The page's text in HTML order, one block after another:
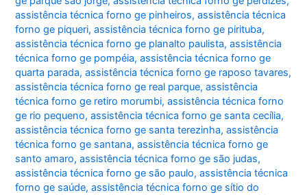
assistência técnica forno ge pinheiros,assistência técnica
forno ge piqueri,assistência técnica forno ge pirituba,
assistência técnica forno ge planalto paulista,assistência
técnica forno ge pompéia,assistência técnica forno ge
quarta parada,assistência técnica forno ge raposo tavares,
assistência técnica forno ge real parque,assistência
técnica forno ge retiro morumbi,assistência técnica forno
ge rio pequeno,assistência técnica forno ge santa cecília,
assistência técnica forno ge santa terezinha,assistência
técnica forno ge santana,assistência técnica forno ge
santo amaro,assistência técnica forno ge são judas,
assistência técnica forno ge são paulo,assistência técnica
forno ge saúde,assistência técnica forno ge sítio do